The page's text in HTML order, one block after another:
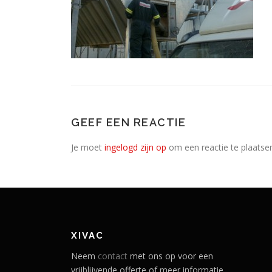
GEEF EEN REACTIE
Je moet ingelogd zijn op om een reactie te
XIVAC
Neem contact met ons op voor een